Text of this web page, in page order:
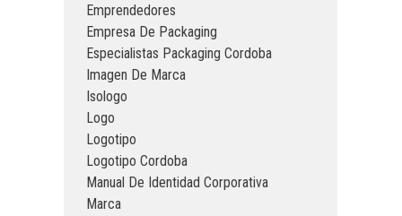
Emprendedores
Empresa De Packaging
Especialistas Packaging Cordoba
Imagen De Marca
Isologo
Logo
Logotipo
Logotipo Cordoba
Manual De Identidad Corporativa
Marca